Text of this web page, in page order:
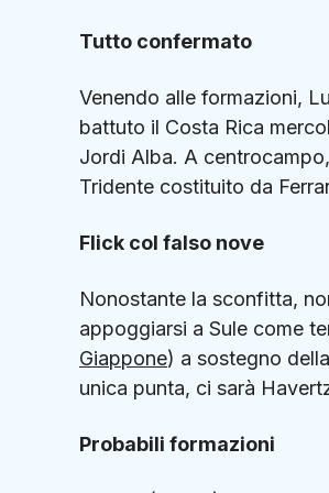
Tutto confermato
Venendo alle formazioni,
battuto il Costa Rica
Jordi Alba. A
Tridente costituito da
Flick col falso nove
Nonostante la sconfitta,
appoggiarsi a Sule come
Giappone) a sostegno
unica punta, ci sarà
Probabili formazioni